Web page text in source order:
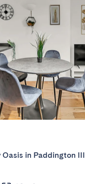
in Paddington III